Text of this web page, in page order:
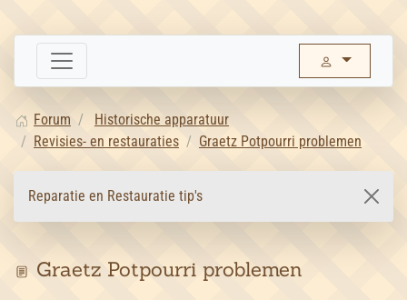
Forum
Historische apparatuur
Revisies- en restauraties
Graetz Potpourri problemen
Reparatie en Restauratie tip's
Graetz Potpourri problemen